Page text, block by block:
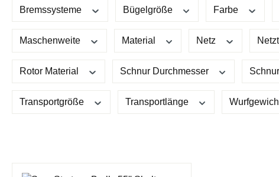
Bremssysteme Bügelgröße Farbe
Maschenweite Material Netz
Rotor Material Schnur Durchmesser
Transportgröße Transportlänge